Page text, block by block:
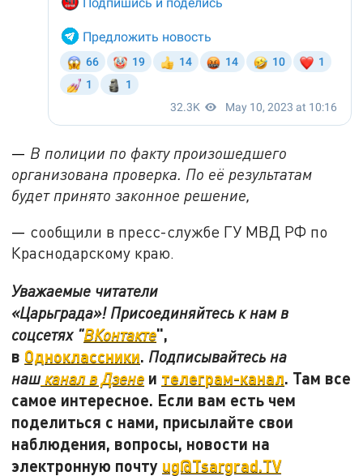
— В полиции по факту произошедшего
организована проверка. По её результатам
будет принято законное решение,
— сообщили в пресс-службе ГУ МВД РФ по
Краснодарскому краю.
Уважаемые читатели
«Царьграда»! Присоединяйтесь к нам в
соцсетях "ВКонтакте",
в Одноклассники. Подписывайтесь на
наш канал в Дзене и телеграм-канал. Там все
самое интересное. Если вам есть чем
поделиться с нами, присылайте свои
наблюдения, вопросы, новости на
электронную почту ug@Tsargrad.TV